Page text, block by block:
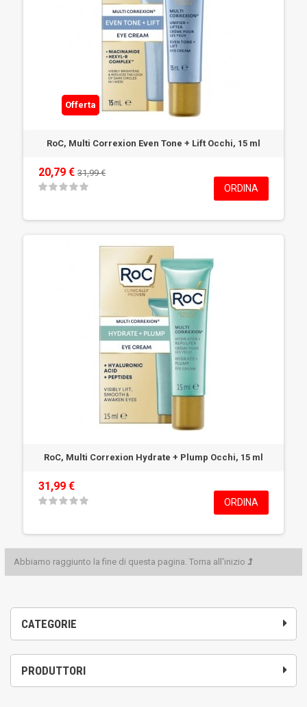
CATEGORIE
PRODUTTORI
Offerta
RoC, Multi Correxion Even Tone + Lift Occhi, 15 ml
20,79 € 31,99 €
ORDINA
RoC, Multi Correxion Hydrate + Plump Occhi, 15 ml
31,99 €
ORDINA
Abbiamo raggiunto la fine di questa pagina. Torna all'inizio